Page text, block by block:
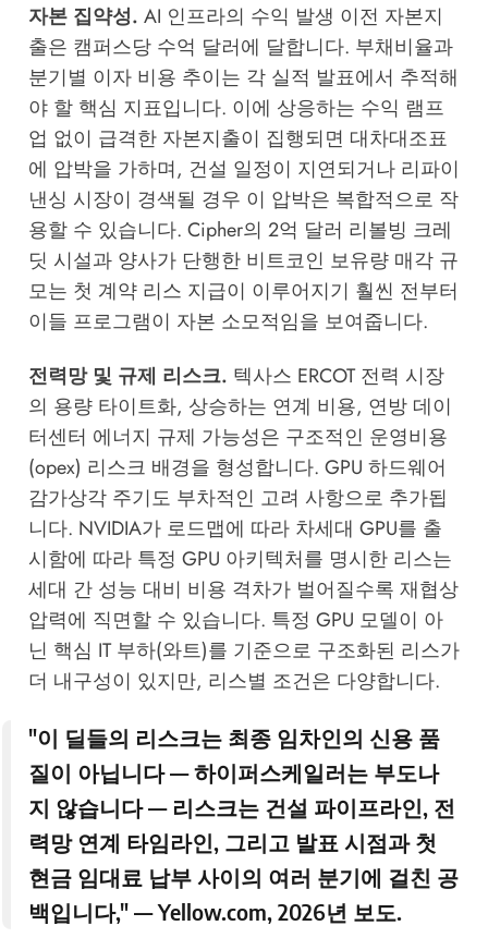
자본 집약성. AI 인프라의 수익 발생 이전 자본지
출은 캠퍼스당 수억 달러에 달합니다. 부채비율과
분기별 이자 비용 추이는 각 실적 발표에서 추적해
야 할 핵심 지표입니다. 이에 상응하는 수익 램프
업 없이 급격한 자본지출이 집행되면 대차대조표
에 압박을 가하며, 건설 일정이 지연되거나 리파이
낸싱 시장이 경색될 경우 이 압박은 복합적으로 작
용할 수 있습니다. Cipher의 2억 달러 리볼빙 크레
딧 시설과 양사가 단행한 비트코인 보유량 매각 규
모는 첫 계약 리스 지급이 이루어지기 훨씬 전부터
이들 프로그램이 자본 소모적임을 보여줍니다.
전력망 및 규제 리스크. 텍사스 ERCOT 전력 시장
의 용량 타이트화, 상승하는 연계 비용, 연방 데이
터센터 에너지 규제 가능성은 구조적인 운영비용
(opex) 리스크 배경을 형성합니다. GPU 하드웨어
감가상각 주기도 부차적인 고려 사항으로 추가됩
니다. NVIDIA가 로드맵에 따라 차세대 GPU를 출
시함에 따라 특정 GPU 아키텍처를 명시한 리스는
세대 간 성능 대비 비용 격차가 벌어질수록 재협상
압력에 직면할 수 있습니다. 특정 GPU 모델이 아
닌 핵심 IT 부하(와트)를 기준으로 구조화된 리스가
더 내구성이 있지만, 리스별 조건은 다양합니다.
"이 딜들의 리스크는 최종 임차인의 신용 품
질이 아닙니다 — 하이퍼스케일러는 부도나
지 않습니다 — 리스크는 건설 파이프라인, 전
력망 연계 타임라인, 그리고 발표 시점과 첫
현금 임대료 납부 사이의 여러 분기에 걸친 공
백입니다," —Yellow.com, 2026년 보도.